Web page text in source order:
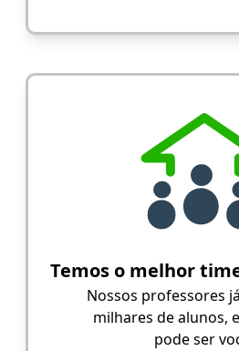
Temos o melhor
Nossos professores
milhares de alunos,
pode ser